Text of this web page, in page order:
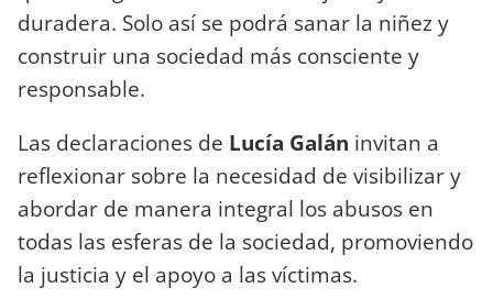
duradera. Solo así se podrá sanar la niñez y
construir una sociedad más consciente y
responsable.
Las declaraciones de Lucía Galán invitan a
reflexionar sobre la necesidad de visibilizar y
abordar de manera integral los abusos en
todas las esferas de la sociedad, promoviendo
la justicia y el apoyo a las víctimas.